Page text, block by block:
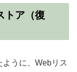
トア（復
うに、Webリス